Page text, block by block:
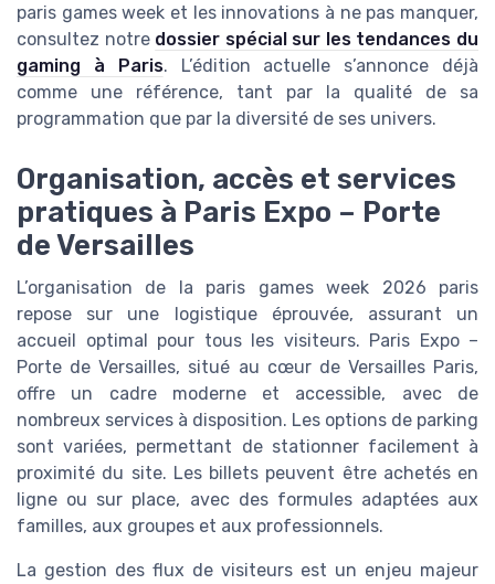
paris games week et les innovations à ne pas manquer,
consultez notre dossier spécial sur les tendances du
gaming à Paris. L’édition actuelle s’annonce déjà
comme une référence, tant par la qualité de sa
programmation que par la diversité de ses univers.
Organisation, accès et services
pratiques à Paris Expo – Porte
de Versailles
L’organisation de la paris games week 2026 paris
repose sur une logistique éprouvée, assurant un
accueil optimal pour tous les visiteurs. Paris Expo –
Porte de Versailles, situé au cœur de Versailles Paris,
offre un cadre moderne et accessible, avec de
nombreux services à disposition. Les options de parking
sont variées, permettant de stationner facilement à
proximité du site. Les billets peuvent être achetés en
ligne ou sur place, avec des formules adaptées aux
familles, aux groupes et aux professionnels.
La gestion des flux de visiteurs est un enjeu majeur